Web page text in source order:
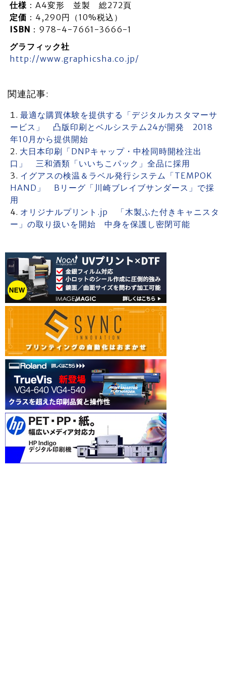
仕様：A4変形 並製 総272頁
定価 ：4,290円（10%税込）
ISBN ：978-4-7661-3666-1
グラフィック社
http://www.graphicsha.co.jp/
関連記事:
最適な購買体験を提供する「デジタルカスタマーサ
ービス」 凸版印刷とベルシステム24が開発 2018
年10月から提供開始
大日本印刷「DNPキャップ・中栓同時開栓注出
口」 三和酒類「いいちこパック」全品に採用
イグアスの検温＆ラベル発行システム「TEMPOK
HAND」 Bリーグ「川崎ブレイブサンダース」で採
用
オリジナルプリント.jp 「木製ふた付きキャニスタ
ー」の取り扱いを開始 中身を保護し密閉可能